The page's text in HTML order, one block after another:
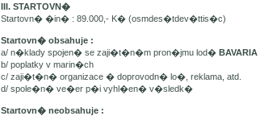
III. STARTOVN�
Startovn� �in� : 89.000,- K� (osmdes�tdev�ttis�c)
Startovn� obsahuje :
a/ n�klady spojen� se zaji�t�n�m pron�jmu lod� BAVARIA
b/ poplatky v marin�ch
c/ zaji�t�n� organizace � doprovodn� lo�, reklama, atd.
d/ spole�n� ve�er p�i vyhl�en� v�sledk�
Startovn� neobsahuje :